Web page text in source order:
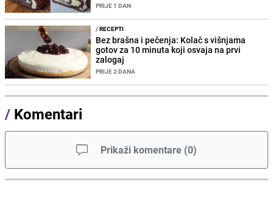
PRIJE 1 DAN
/RECEPTI
Bez brašna i pečenja: Kolač s višnjama
gotov za 10 minuta koji osvaja na prvi
zalogaj
PRIJE 2 DANA
/ Komentari
Prikaži komentare (0)